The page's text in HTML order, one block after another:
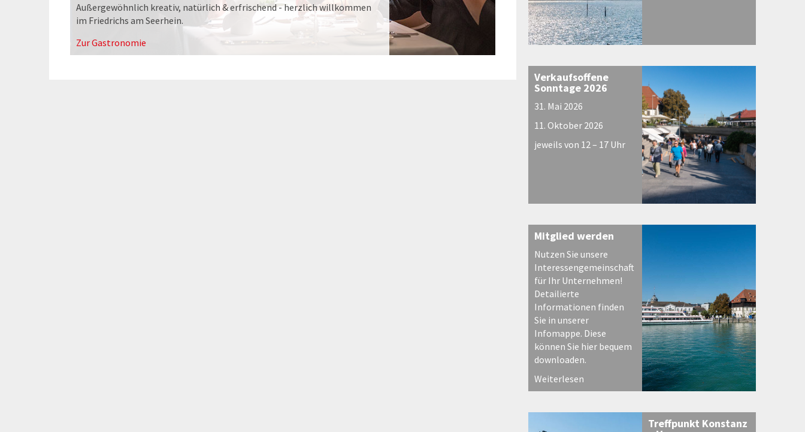
Außergewöhnlich kreativ, natürlich & erfrischend - herzlich willkommen
im Friedrichs am Seerhein.
Zur Gastronomie
Verkaufsoffene
Sonntage 2026
31. Mai 2026
11. Oktober 2026
jeweils von 12 – 17 Uhr
Mitglied werden
Nutzen Sie unsere
Interessengemeinschaft
für Ihr Unternehmen!
Detailierte
Informationen finden
Sie in unserer
Infomappe. Diese
können Sie hier bequem
downloaden.
Weiterlesen
Treffpunkt Konstanz